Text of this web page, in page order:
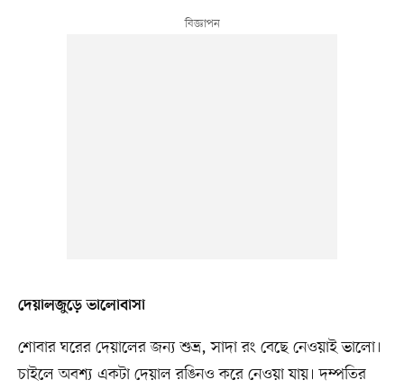
দেয়ালজুড়ে ভালোবাসা
শোবার ঘরের দেয়ালের জন্য শুভ্র, সাদা রং বেছে নেওয়াই ভালো।
চাইলে অবশ্য একটা দেয়াল রঙিনও করে নেওয়া যায়। দম্পতির